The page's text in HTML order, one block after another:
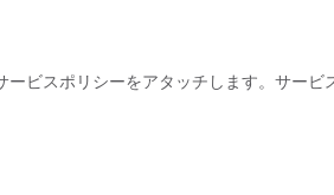
ビスポリシーをアタッチします。サービ